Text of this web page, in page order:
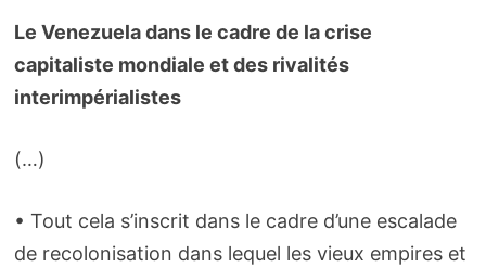
Le Venezuela dans le cadre de la crise
capitaliste mondiale et des rivalités
interimpérialistes
(…)
• Tout cela s’inscrit dans le cadre d’une escalade
de recolonisation dans lequel les vieux empires et